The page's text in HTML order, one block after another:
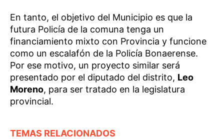
En tanto, el objetivo del Municipio es que la
futura Policía de la comuna tenga un
financiamiento mixto con Provincia y funcione
como un escalafón de la Policía Bonaerense.
Por ese motivo, un proyecto similar será
presentado por el diputado del distrito, Leo
Moreno, para ser tratado en la legislatura
provincial.
TEMAS RELACIONADOS